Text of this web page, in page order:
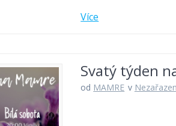
Více
Svatý týden
od MAMRE v